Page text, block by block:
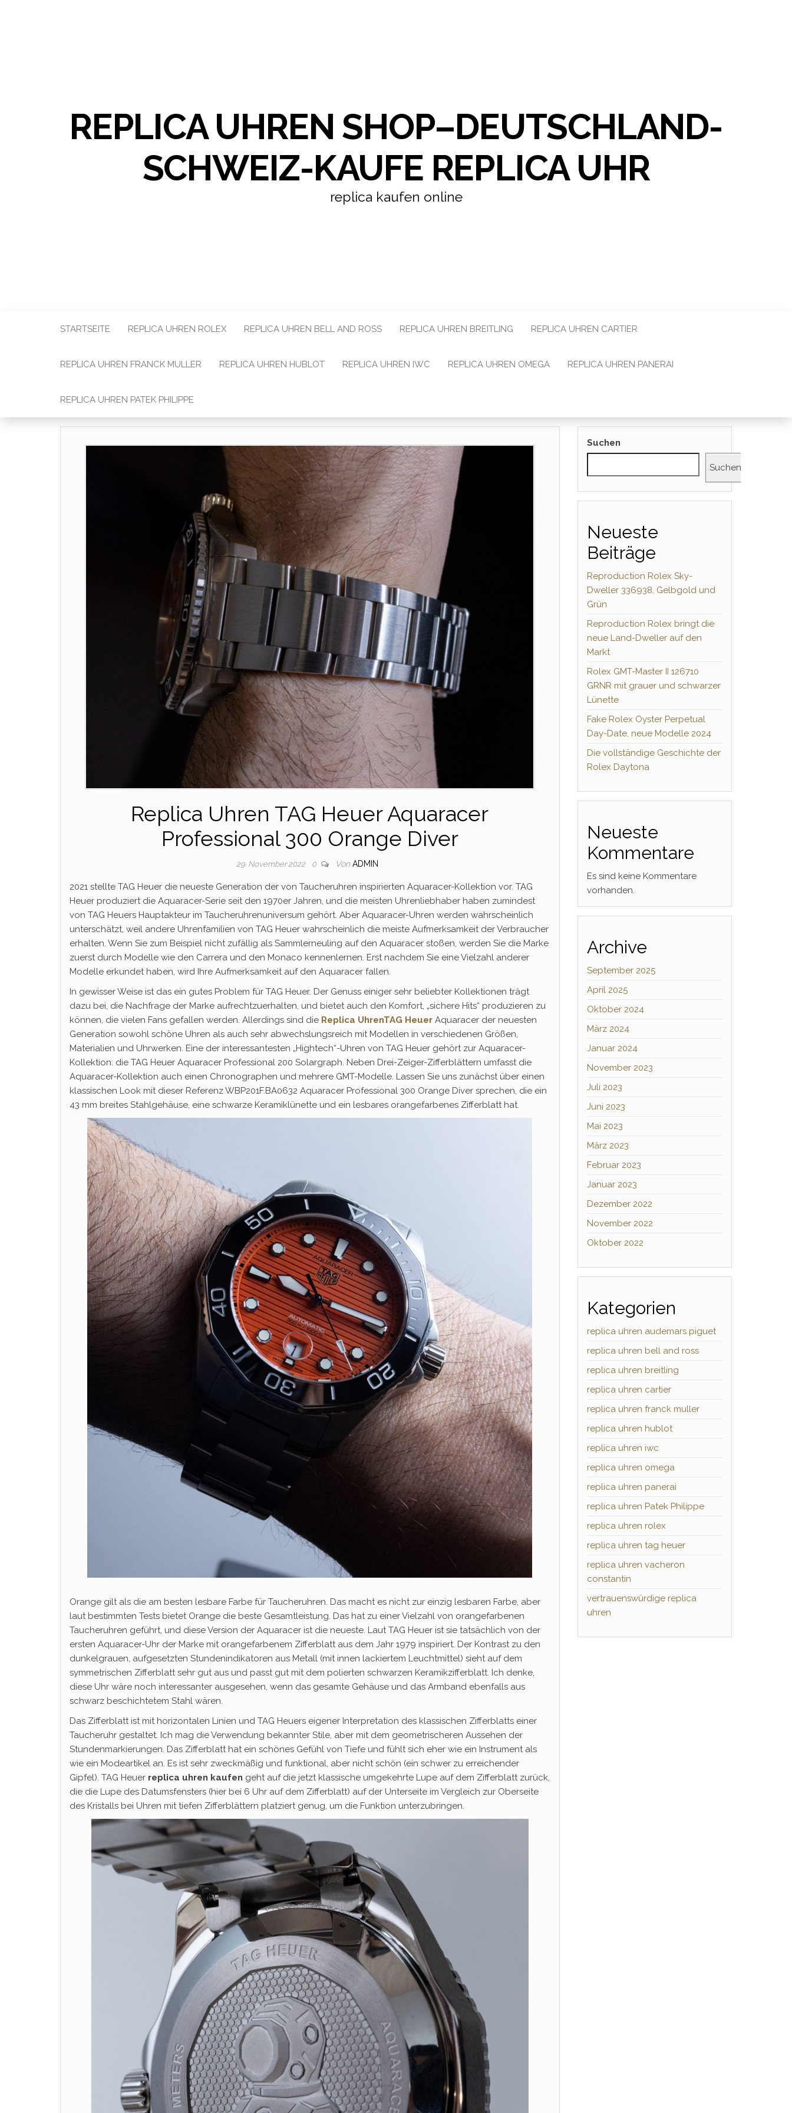
REPLICA UHREN SHOP–DEUTSCHLAND-
SCHWEIZ-KAUFE REPLICA UHR
replica kaufen online
STARTSEITE REPLICA UHREN ROLEX REPLICA UHREN BELL AND ROSS REPLICA UHREN BREITLING REPLICA UHREN CARTIER
REPLICA UHREN FRANCK MULLER REPLICA UHREN HUBLOT REPLICA UHREN IWC REPLICA UHREN OMEGA REPLICA UHREN PANERAI
REPLICA UHREN PATEK PHILIPPE
Replica Uhren TAG Heuer Aquaracer
Professional 300 Orange Diver
29. November 2022 0 Von ADMIN
2021 stellte TAG Heuer die neueste Generation der von Taucheruhren inspirierten Aquaracer-Kollektion vor. TAG
Heuer produziert die Aquaracer-Serie seit den 1970er Jahren, und die meisten Uhrenliebhaber haben zumindest
von TAG Heuers Hauptakteur im Taucheruhrenuniversum gehört. Aber Aquaracer-Uhren werden wahrscheinlich
unterschätzt, weil andere Uhrenfamilien von TAG Heuer wahrscheinlich die meiste Aufmerksamkeit der Verbraucher
erhalten. Wenn Sie zum Beispiel nicht zufällig als Sammlerneuling auf den Aquaracer stoßen, werden Sie die Marke
zuerst durch Modelle wie den Carrera und den Monaco kennenlernen. Erst nachdem Sie eine Vielzahl anderer
Modelle erkundet haben, wird Ihre Aufmerksamkeit auf den Aquaracer fallen.
In gewisser Weise ist das ein gutes Problem für TAG Heuer. Der Genuss einiger sehr beliebter Kollektionen trägt
dazu bei, die Nachfrage der Marke aufrechtzuerhalten, und bietet auch den Komfort, „sichere Hits“ produzieren zu
können, die vielen Fans gefallen werden. Allerdings sind die Replica UhrenTAG Heuer Aquaracer der neuesten
Generation sowohl schöne Uhren als auch sehr abwechslungsreich mit Modellen in verschiedenen Größen,
Materialien und Uhrwerken. Eine der interessantesten „Hightech“-Uhren von TAG Heuer gehört zur Aquaracer-
Kollektion: die TAG Heuer Aquaracer Professional 200 Solargraph. Neben Drei-Zeiger-Zifferblättern umfasst die
Aquaracer-Kollektion auch einen Chronographen und mehrere GMT-Modelle. Lassen Sie uns zunächst über einen
klassischen Look mit dieser Referenz WBP201F.BA0632 Aquaracer Professional 300 Orange Diver sprechen, die ein
43 mm breites Stahlgehäuse, eine schwarze Keramiklünette und ein lesbares orangefarbenes Zifferblatt hat.
Orange gilt als die am besten lesbare Farbe für Taucheruhren. Das macht es nicht zur einzig lesbaren Farbe, aber
laut bestimmten Tests bietet Orange die beste Gesamtleistung. Das hat zu einer Vielzahl von orangefarbenen
Taucheruhren geführt, und diese Version der Aquaracer ist die neueste. Laut TAG Heuer ist sie tatsächlich von der
ersten Aquaracer-Uhr der Marke mit orangefarbenem Zifferblatt aus dem Jahr 1979 inspiriert. Der Kontrast zu den
dunkelgrauen, aufgesetzten Stundenindikatoren aus Metall (mit innen lackiertem Leuchtmittel) sieht auf dem
symmetrischen Zifferblatt sehr gut aus und passt gut mit dem polierten schwarzen Keramikzifferblatt. Ich denke,
diese Uhr wäre noch interessanter ausgesehen, wenn das gesamte Gehäuse und das Armband ebenfalls aus
schwarz beschichtetem Stahl wären.
Das Zifferblatt ist mit horizontalen Linien und TAG Heuers eigener Interpretation des klassischen Zifferblatts einer
Taucheruhr gestaltet. Ich mag die Verwendung bekannter Stile, aber mit dem geometrischeren Aussehen der
Stundenmarkierungen. Das Zifferblatt hat ein schönes Gefühl von Tiefe und fühlt sich eher wie ein Instrument als
wie ein Modeartikel an. Es ist sehr zweckmäßig und funktional, aber nicht schön (ein schwer zu erreichender
Gipfel). TAG Heuer replica uhren kaufen geht auf die jetzt klassische umgekehrte Lupe auf dem Zifferblatt zurück,
die die Lupe des Datumsfensters (hier bei 6 Uhr auf dem Zifferblatt) auf der Unterseite im Vergleich zur Oberseite
des Kristalls bei Uhren mit tiefen Zifferblättern platziert genug, um die Funktion unterzubringen.
Suchen
Suchen
Neueste
Beiträge
Reproduction Rolex Sky-
Dweller 336938, Gelbgold und
Grün
Reproduction Rolex bringt die
neue Land-Dweller auf den
Markt
Rolex GMT-Master II 126710
GRNR mit grauer und schwarzer
Lünette
Fake Rolex Oyster Perpetual
Day-Date, neue Modelle 2024
Die vollständige Geschichte der
Rolex Daytona
Neueste
Kommentare
Es sind keine Kommentare
vorhanden.
Archive
September 2025
April 2025
Oktober 2024
März 2024
Januar 2024
November 2023
Juli 2023
Juni 2023
Mai 2023
März 2023
Februar 2023
Januar 2023
Dezember 2022
November 2022
Oktober 2022
Kategorien
replica uhren audemars piguet
replica uhren bell and ross
replica uhren breitling
replica uhren cartier
replica uhren franck muller
replica uhren hublot
replica uhren iwc
replica uhren omega
replica uhren panerai
replica uhren Patek Philippe
replica uhren rolex
replica uhren tag heuer
replica uhren vacheron
constantin
vertrauenswürdige replica
uhren